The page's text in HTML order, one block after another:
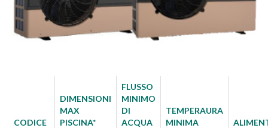
CODICE
DIMENSIONI
MAX
PISCINA*
FLUSSO
MINIMO
DI
ACQUA
TEMPERAURA
MINIMA